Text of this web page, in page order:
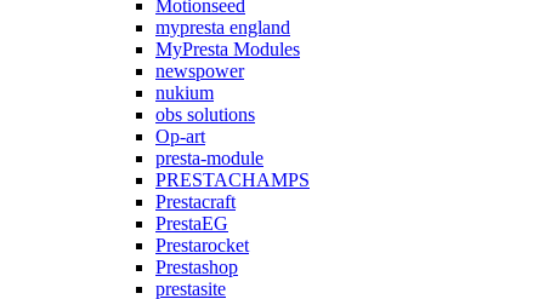
Motionseed
mypresta england
MyPresta Modules
newspower
nukium
obs solutions
Op-art
presta-module
PRESTACHAMPS
Prestacraft
PrestaEG
Prestarocket
Prestashop
prestasite